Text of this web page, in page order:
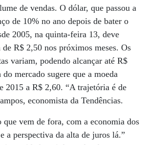
de vendas. O dólar, que passou a
de 10% no ano depois de bater o
2005, na quinta-feira 13, deve
de R$ 2,50 nos próximos meses. Os
variam, podendo alcançar até R$
mercado sugere que a moeda
2015 a R$ 2,60. “A trajetória é de
economista da Tendências.
que vem de fora, com a economia dos
a perspectiva da alta de juros lá.”